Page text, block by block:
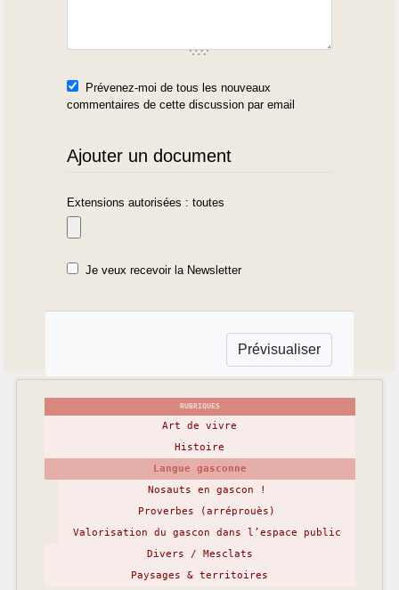
Prévenez-moi de tous les nouveaux
commentaires de cette discussion par email
Ajouter un document
Extensions autorisées : toutes
Je veux recevoir la Newsletter
RUBRIQUES
Art de vivre
Histoire
Langue gasconne
Nosauts en gascon !
Proverbes (arréprouès)
Valorisation du gascon dans l’espace public
Divers / Mesclats
Paysages & territoires